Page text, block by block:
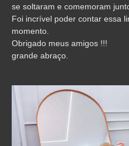
se soltaram e comemoram
Foi incrível poder contar essa
momento.
Obrigado meus amigos !!!
grande abraço.